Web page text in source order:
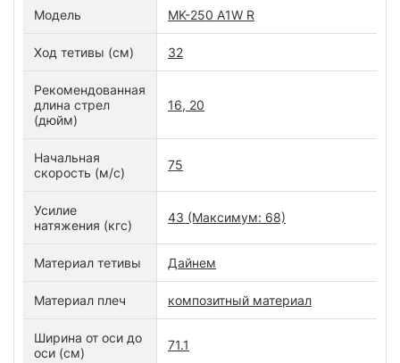
Модель MK-250 A1W R
Ход тетивы (см) 32
Рекомендованная
длина стрел
(дюйм)
16, 20
Начальная
скорость (м/с)
75
Усилие
натяжения (кгс)
43 (Максимум: 68)
Материал тетивы Дайнем
Материал плеч композитный материал
Ширина от оси до
оси (см)
71.1